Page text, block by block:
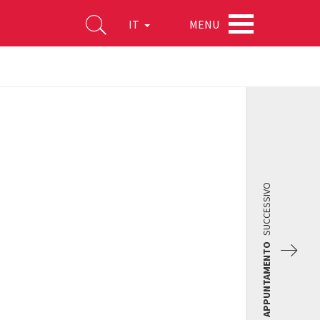
IT MENU
APPUNTAMENTO
SUCCESSIVO